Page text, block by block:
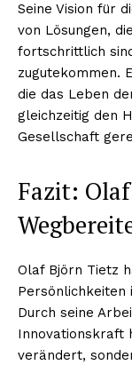
Um
Kontaktiere uns
Mein Konto
Seine Vision für
von Lösungen,
fortschrittlich
zugutekommen.
die das Leben
gleichzeitig den
Gesellschaft
Fazit:
Olaf Björn Tietz
Persönlichkeiten
Durch seine
Innovationskraft
verändert,